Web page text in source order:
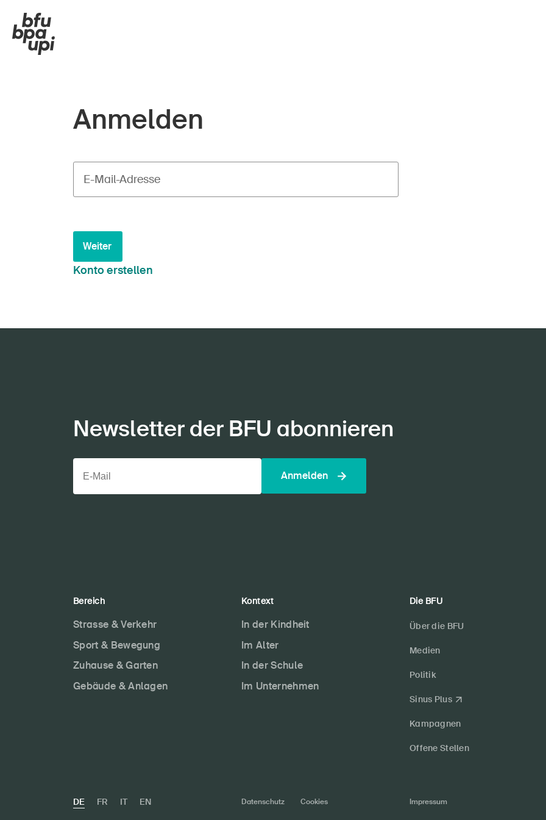
Anmelden
E-Mail-Adresse
Weiter
Konto erstellen
Newsletter der BFU abonnieren
Anmelden
Bereich
Strasse & Verkehr
Sport & Bewegung
Zuhause & Garten
Gebäude & Anlagen
Kontext
In der Kindheit
Im Alter
In der Schule
Im Unternehmen
Die BFU
Über die BFU
Medien
Politik
Sinus Plus
Kampagnen
Offene Stellen
DE FR IT EN Datenschutz Cookies Impressum